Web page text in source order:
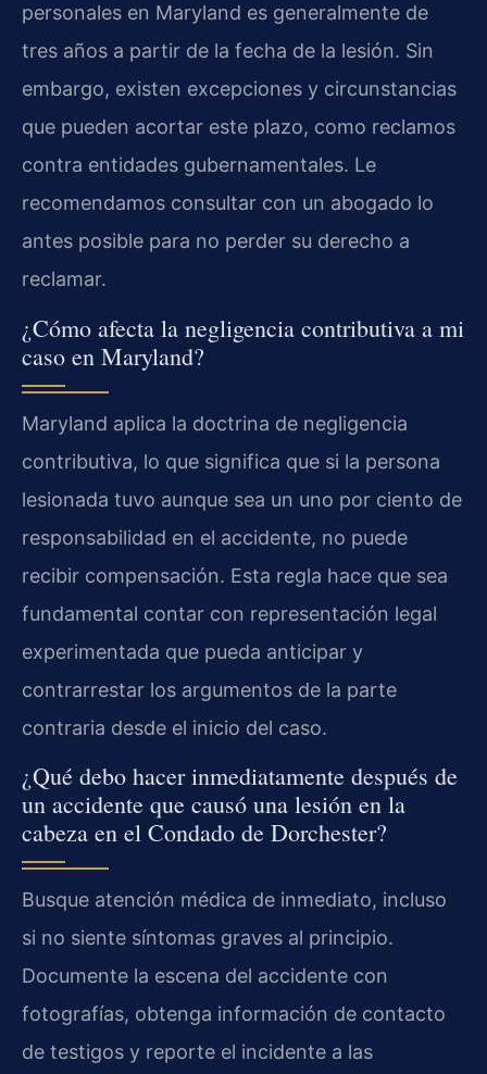
personales en Maryland es generalmente de
tres años a partir de la fecha de la lesión. Sin
embargo, existen excepciones y circunstancias
que pueden acortar este plazo, como reclamos
contra entidades gubernamentales. Le
recomendamos consultar con un abogado lo
antes posible para no perder su derecho a
reclamar.
¿Cómo afecta la negligencia contributiva a mi
caso en Maryland?
Maryland aplica la doctrina de negligencia
contributiva, lo que significa que si la persona
lesionada tuvo aunque sea un uno por ciento de
responsabilidad en el accidente, no puede
recibir compensación. Esta regla hace que sea
fundamental contar con representación legal
experimentada que pueda anticipar y
contrarrestar los argumentos de la parte
contraria desde el inicio del caso.
¿Qué debo hacer inmediatamente después de
un accidente que causó una lesión en la
cabeza en el Condado de Dorchester?
Busque atención médica de inmediato, incluso
si no siente síntomas graves al principio.
Documente la escena del accidente con
fotografías, obtenga información de contacto
de testigos y reporte el incidente a las